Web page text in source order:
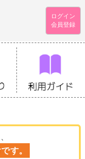
ログイン
会員登録
す。